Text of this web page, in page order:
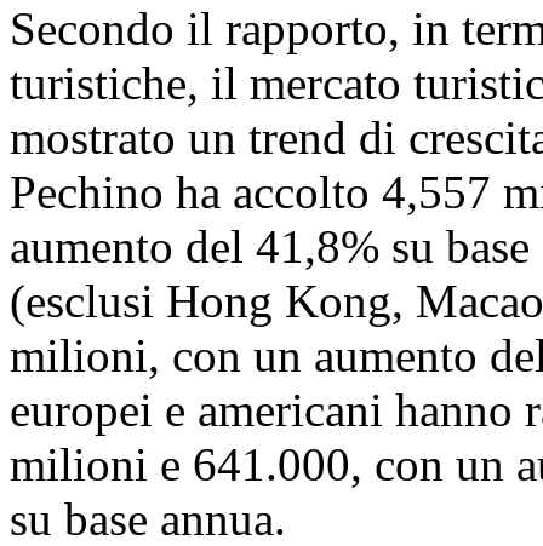
Secondo il rapporto, in
turistiche, il mercato
mostrato un trend di
Pechino ha accolto 4,557
aumento del 41,8% su
(esclusi Hong Kong,
milioni, con un aumento
europei e americani hanno
milioni e 641.000, con un
su base annua.